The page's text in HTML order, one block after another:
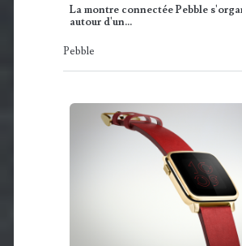
La montre connectée Pebble
autour d'un…
Pebble